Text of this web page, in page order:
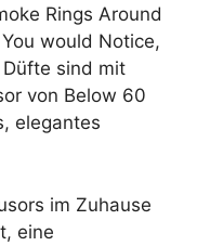
Rings Around
would Notice,
sind mit
von Below 60
elegantes
im Zuhause
eine